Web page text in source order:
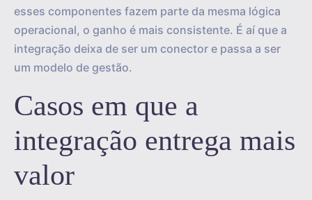
esses componentes fazem parte da mesma lógica
operacional, o ganho é mais consistente. É aí que a
integração deixa de ser um conector e passa a ser
um modelo de gestão.
Casos em que a
integração entrega mais
valor